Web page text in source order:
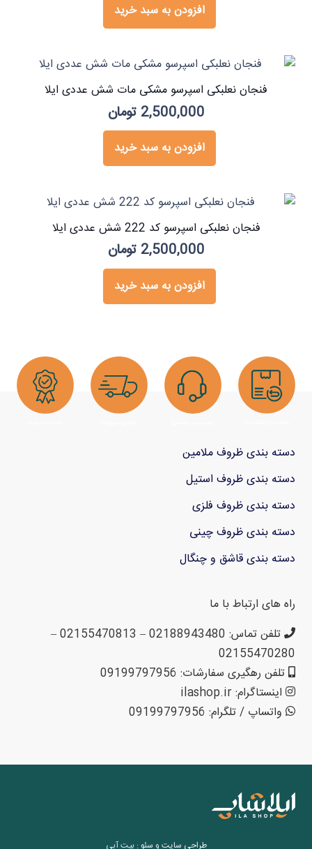
افزودن به سبد خرید
فنجان نعلبکی اسپرسو مشکی مات شش عددی ایلا
2,500,000 تومان
افزودن به سبد خرید
فنجان نعلبکی اسپرسو کد 222 شش عددی ایلا
2,500,000 تومان
افزودن به سبد خرید
دسته بندی ظروف ملامین
دسته بندی ظروف استیل
دسته بندی ظروف فلزی
دسته بندی ظروف چینی
دسته بندی قاشق و چنگال
راه های ارتباط با ما
تلفن تماس: 02188943480 – 02155470813 –
02155470280
تلفن رهگیری سفارشات: 09199797956
اینستاگرام: ilashop.ir
واتساپ / تلگرام: 09199797956
طراحی سایت و سئو : بیت آبی